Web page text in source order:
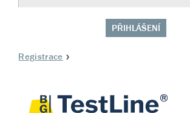
PŘIHLÁŠENÍ
Registrace